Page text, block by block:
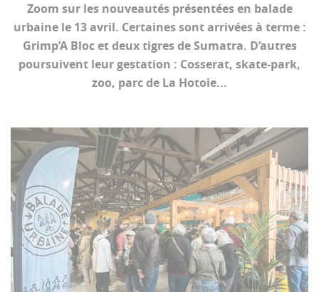
Zoom sur les nouveautés présentées en balade
urbaine le 13 avril. Certaines sont arrivées à terme :
Grimp’A Bloc et deux tigres de Sumatra. D’autres
poursuivent leur gestation : Cosserat, skate-park,
zoo, parc de La Hotoie...